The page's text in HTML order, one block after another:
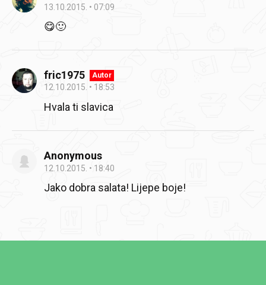
13.10.2015. 07:09
😋🙂
fric1975 Autor
12.10.2015. 18:53
Hvala ti slavica
Anonymous
12.10.2015. 18:40
Jako dobra salata! Lijepe boje!